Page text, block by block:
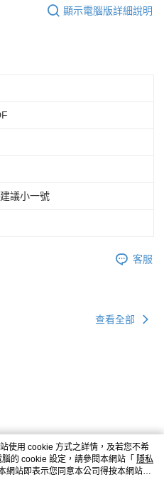
」之結帳頁面顯示為準，若有關於
相關疑問，請聯繫「AFTEE先享後付
資料，並將交易相關給付款項請求債
下網址：
者引起之損失，本公司不負相關責
據個別帳號之用戶狀況，依本公司即
戶之使用額度並採取法律行動。
顯示電腦版詳細說明
議小一號
客服
查看全部
使用 cookie 方式之詳情，及若您不希
的 cookie 設定，請參閱本網站「 隱私
網站即表示您同意本公司得按本網站使